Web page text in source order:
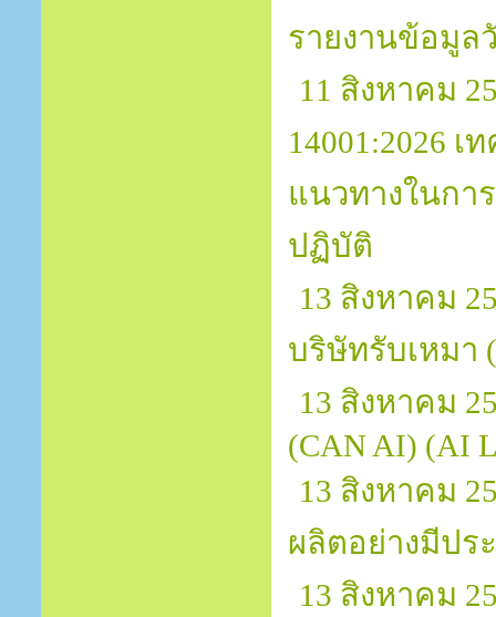
รายงานข้อมูล
11 สิงหาคม
14001:2026
แนวทางในกา
ปฏิบัติ
13 สิงหาคม
บริษัทรับเหมา
13 สิงหาคม
(CAN AI) (AI
13 สิงหาคม
ผลิตอย่างมีปร
13 สิงหาคม